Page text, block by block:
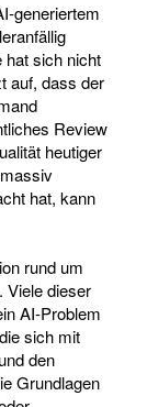
generiertem
hat sich nicht
auf, dass der
Review
heutiger
hat, kann
rund um
Viele dieser
AI-Problem
sich mit
den
Grundlagen